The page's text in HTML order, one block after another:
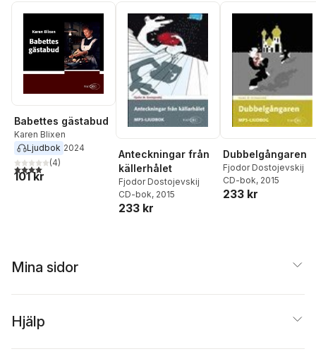
Babettes gästabud
Karen Blixen
Ljudbok 2024
4,0utav 5 stjärnor. Totalt antal röster:
(4)
101 kr
Anteckningar från
källerhålet
Fjodor Dostojevskij
CD-bok, 2015
233 kr
Dubbelgångaren
Fjodor Dostojevskij
CD-bok, 2015
233 kr
Mina sidor
Hjälp